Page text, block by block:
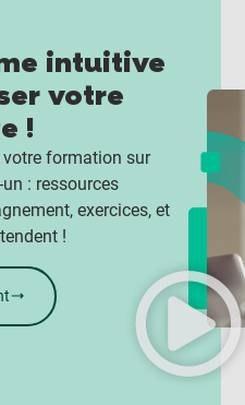
intuitive
votre
!
votre formation sur
: ressources
exercices, et
!